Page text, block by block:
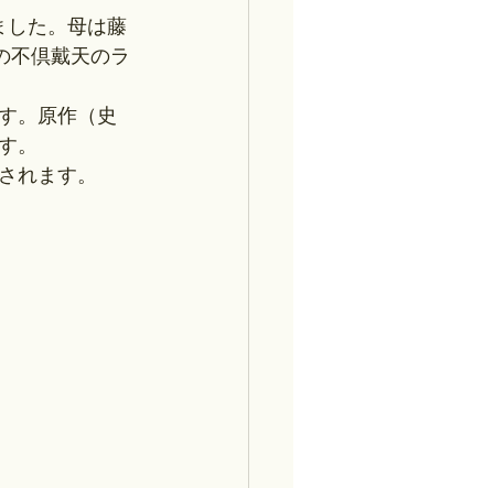
した。母は藤
不倶戴天のラ
。原作（史
。
れます。